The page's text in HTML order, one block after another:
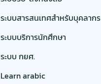
ระบบสารสนเทศสำหรับบุคลากร
ระบบบริการนักศึกษา
ระบบ กยศ.
Learn arabic